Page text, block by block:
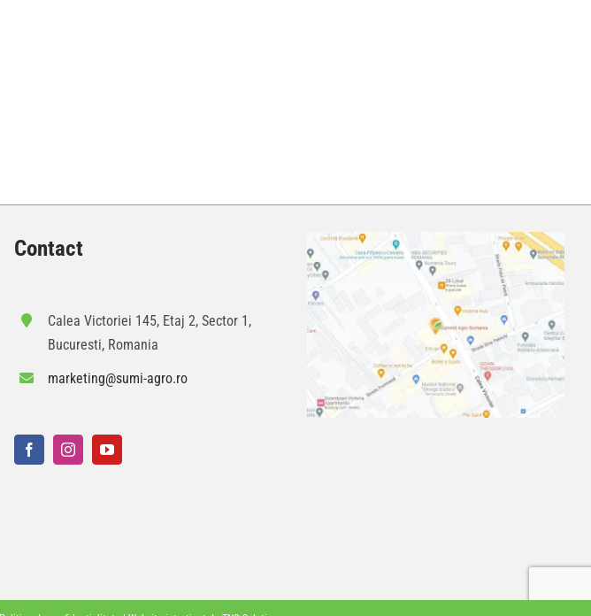
Contact
Calea Victoriei 145, Etaj 2, Sector 1,
Bucuresti, Romania
marketing@sumi-agro.ro